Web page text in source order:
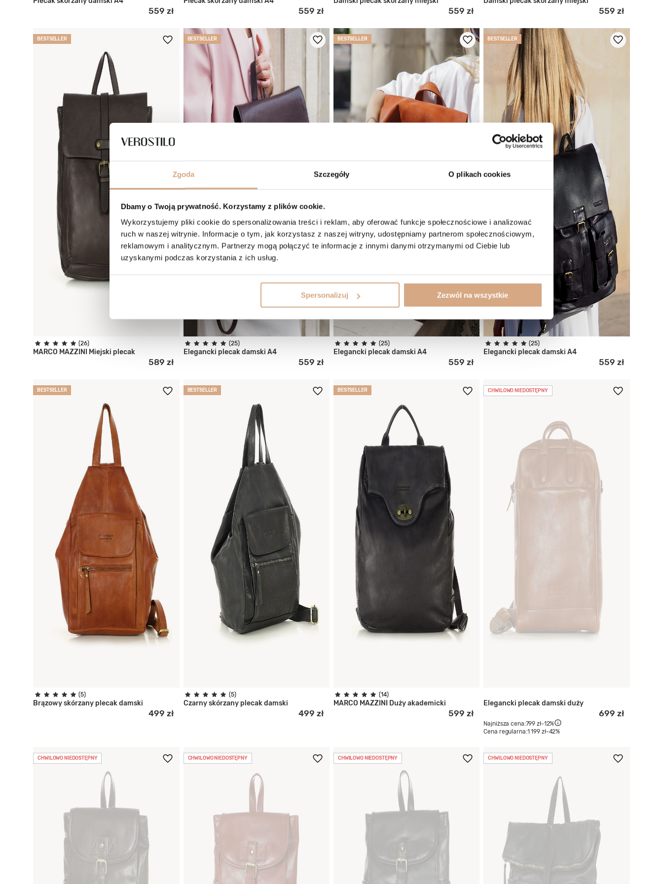
Zgoda Szczegóły O plikach cookies
Dbamy o Twoją prywatność. Korzystamy z plików cookie.
Wykorzystujemy pliki cookie do spersonalizowania treści i reklam, aby oferować funkcje społecznościowe i analizować
ruch w naszej witrynie. Informacje o tym, jak korzystasz z naszej witryny, udostępniamy partnerom społecznościowym,
reklamowym i analitycznym. Partnerzy mogą połączyć te informacje z innymi danymi otrzymanymi od Ciebie lub
uzyskanymi podczas korzystania z ich usług.
Spersonalizuj Zezwól na wszystkie
559 zł 559 zł 559 zł 559 zł
BESTSELLER
(26)
MARCO MAZZINI Miejski plecak
589 zł
BESTSELLER
(25)
Elegancki plecak damski A4
559 zł
BESTSELLER
(25)
Elegancki plecak damski A4
559 zł
BESTSELLER
(25)
Elegancki plecak damski A4
559 zł
BESTSELLER
(5)
Brązowy skórzany plecak damski
499 zł
BESTSELLER
(5)
Czarny skórzany plecak damski
499 zł
BESTSELLER
(14)
MARCO MAZZINI Duży akademicki
599 zł
CHWILOWO NIEDOSTĘPNY
Elegancki plecak damski duży
699 zł
Najniższa cena:799 zł-12%
Cena regularna:1 199 zł-42%
CHWILOWO NIEDOSTĘPNY CHWILOWO NIEDOSTĘPNY CHWILOWO NIEDOSTĘPNY CHWILOWO NIEDOSTĘPNY